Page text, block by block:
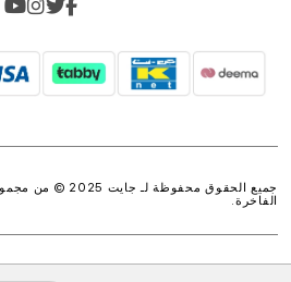
جميع الحقوق محفوظة لـ جايت 2025 © من مجموعة
الفاخرة.